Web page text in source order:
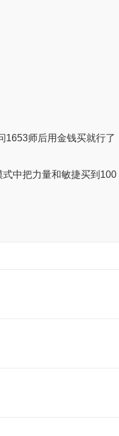
师后用金钱买就行了
中把力量和敏捷买到